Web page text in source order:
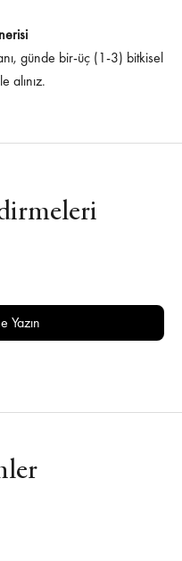
günde bir-üç (1-3) bitkisel
alınız.
Yazın